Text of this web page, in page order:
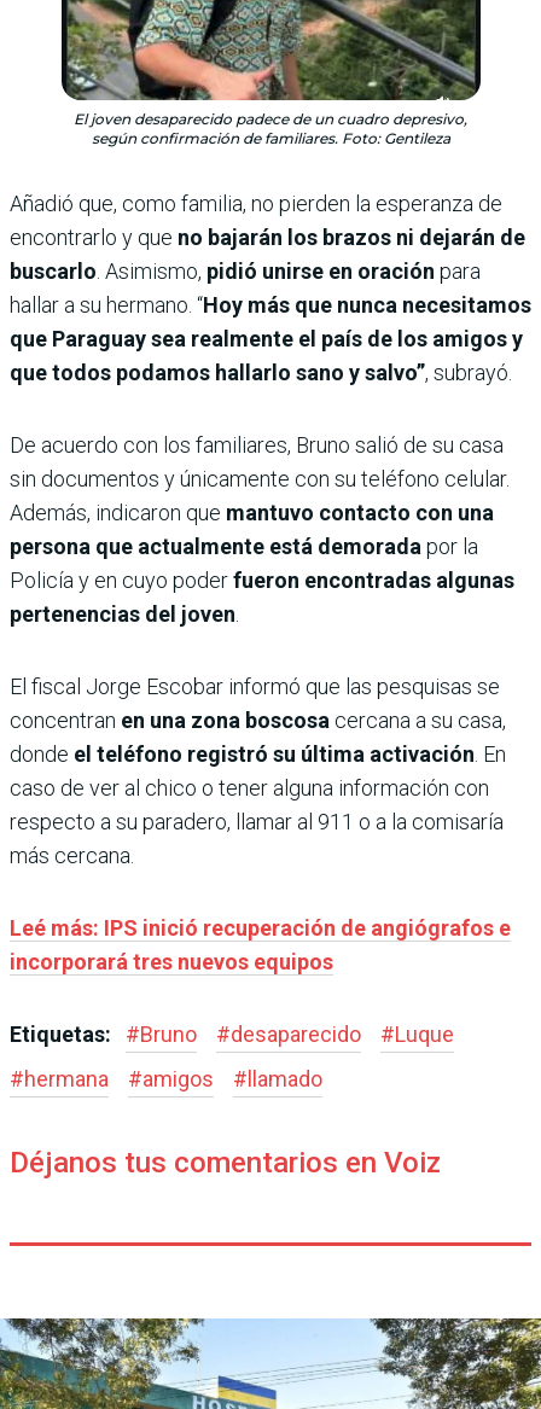
El joven desaparecido padece de un cuadro depresivo,
según confirmación de familiares. Foto: Gentileza
Añadió que, como familia, no pierden la esperanza de
encontrarlo y que no bajarán los brazos ni dejarán de
buscarlo . Asimismo, pidió unirse en oración para
hallar a su hermano. “Hoy más que nunca necesitamos
que Paraguay sea realmente el país de los amigos y
que todos podamos hallarlo sano y salvo”, subrayó.
De acuerdo con los familiares, Bruno salió de su casa
sin documentos y únicamente con su teléfono celular.
Además, indicaron que mantuvo contacto con una
persona que actualmente está demorada por la
Policía y en cuyo poderfueron encontradas algunas
pertenencias del joven
El fiscal Jorge Escobar informó que las pesquisas se
concentran en una zona boscosa cercana a su casa,
donde el teléfono registró su última activación . En
caso de ver al chico o tener alguna información con
respecto a su paradero, llamar al 911 o a la comisaría
más cercana.
Leé más: IPS inició recuperación de angiógrafos e
incorporará tres nuevos equipos
Etiquetas: #Bruno #desaparecido #Luque
#hermana #amigos #llamado
Déjanos tus comentarios en Voiz